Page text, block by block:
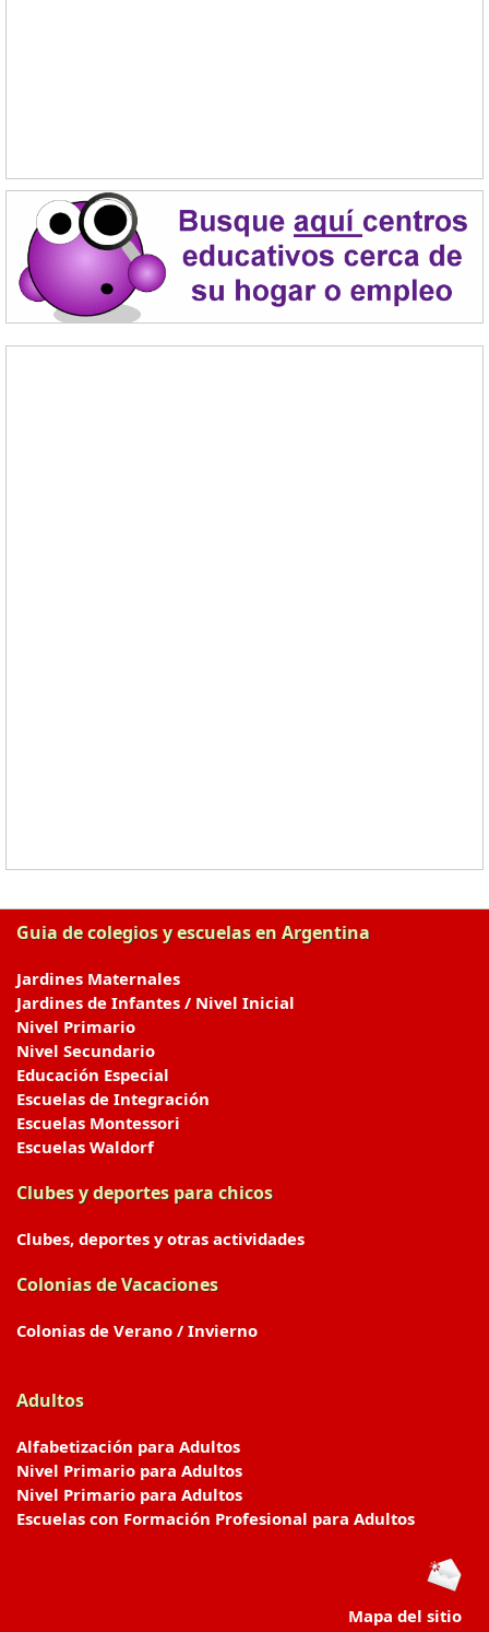
Guia de colegios y escuelas en Argentina
Jardines Maternales
Jardines de Infantes / Nivel Inicial
Nivel Primario
Nivel Secundario
Educación Especial
Escuelas de Integración
Escuelas Montessori
Escuelas Waldorf
Clubes y deportes para chicos
Clubes, deportes y otras actividades
Colonias de Vacaciones
Colonias de Verano / Invierno
Adultos
Alfabetización para Adultos
Nivel Primario para Adultos
Nivel Primario para Adultos
Escuelas con Formación Profesional para Adultos
Mapa del sitio